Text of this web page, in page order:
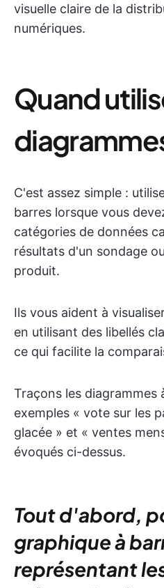
visuelle claire de la
numériques.
Quand
C'est assez simple :
barres lorsque vous
catégories de données
résultats d'un sondage
produit.
Ils vous aident à
en utilisant des libellés
ce qui facilite la
Traçons les diagrammes
exemples « vote sur les
glacée » et « ventes
évoqués ci-dessus.
Tout d'abord,
graphique à
représentant